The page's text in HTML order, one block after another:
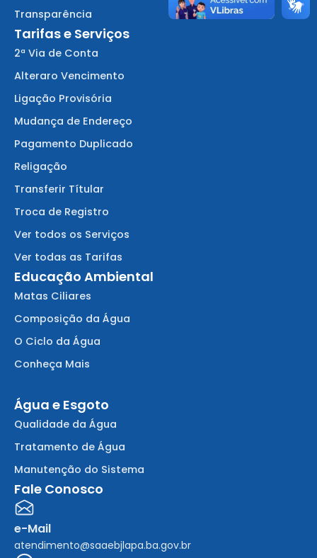
Transparência
Tarifas e Serviços
2ª Via de Conta
Alteraro Vencimento
Ligação Provisória
Mudança de Endereço
Pagamento Duplicado
Religação
Transferir Títular
Troca de Registro
Ver todos os Serviços
Ver todas as Tarifas
Educação Ambiental
Matas Ciliares
Composição da Água
O Ciclo da Água
Conheça Mais
Água e Esgoto
Qualidade da Água
Tratamento de Água
Manutenção do Sistema
Fale Conosco
e-Mail
atendimento@saaebjlapa.ba.gov.br